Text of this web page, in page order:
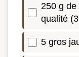
250 g
qualité
5 gros